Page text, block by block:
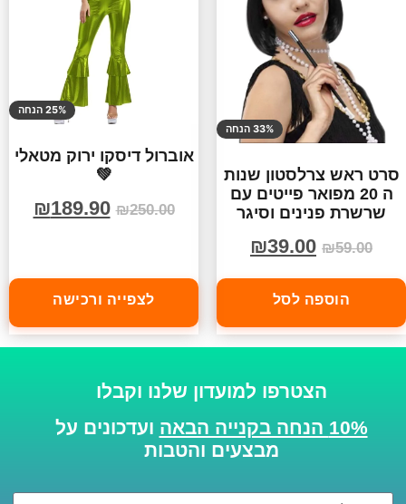
33% הנחה
סרט ראש צרלסטון שנות
ה 20 מפואר פייטים עם
שרשרת פנינים וסיגר
₪59.00
₪39.00
הוספה לסל
25% הנחה
אוברול דיסקו ירוק מטאלי
💚
₪250.00
₪189.90
לצפייה ורכישה
הצטרפו למועדון שלנו וקבלו
10% הנחה בקנייה הבאה
ועדכונים על
מבצעים והטבות